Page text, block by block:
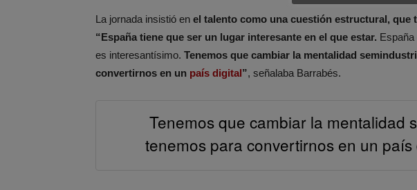
La jornada insistió en el talento como una cuestión estructural, que
“España tiene que ser un lugar interesante en el que estar.
es interesantísimo. Tenemos que cambiar la mentalidad
convertirnos en un país digital”, señalaba Barrabés.
Tenemos que cambiar la mentalidad
tenemos para convertirnos en un país